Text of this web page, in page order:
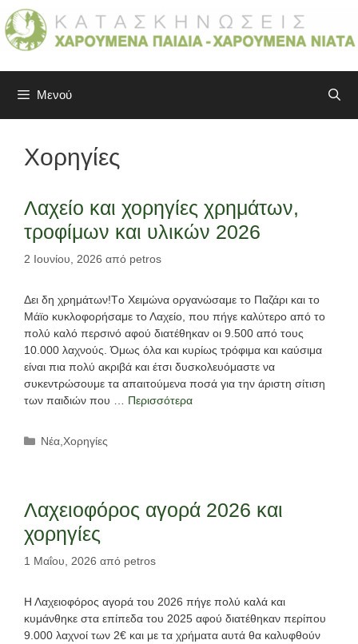
Μετάβαση
σε
περιεχόμενο
Μενού
Χορηγίες
Λαχείο και χορηγίες χρημάτων,
τροφίμων και υλικών 2026
2 Ιουνίου, 2026 από petros
Δει δη χρημάτων!Tο Χειμώνα οργανώσαμε το Παζάρι και το
Μάϊο κυκλοφορήσαμε το Λαχείο, που πήγε καλύτερο από το
πολύ καλό περσινό αφού διατέθηκαν οι 9.500 από τους
10.000 λαχνούς. Όμως όλα και κυρίως τρόφιμα και καύσιμα
είναι πια πολύ ακριβά και έτσι δυσκολευόμαστε να
συκεντρώσουμε τα απαιτούμενα ποσά για την άριστη σίτιση
των παιδιών που … Περισσότερα
Κατηγορίες
Νέα Χορηγίες
Λαχειοφόρος αγορά 2026 και
χορηγίες
1 Μαΐου, 2026 από petros
Η Λαχειοφόρος αγορά του 2026 πήγε πολύ καλά και
κυμάνθηκε στα επίπεδα του 2025 αφού διατέθηκαν περίπου
9.000 λαχνοί των 2€ και με τα χρήματα αυτά θα καλυφθούν